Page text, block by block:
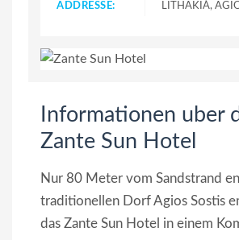
ADDRESSE:
LITHAKIÁ,
Informationen uber
Zante Sun Hotel
Nur 80 Meter vom Sandstrand
traditionellen Dorf Agios Sostis
das Zante Sun Hotel in einem